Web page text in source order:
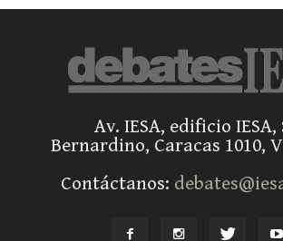
Av. IESA, edificio IESA,
Bernardino, Caracas 1010,
Contáctanos: